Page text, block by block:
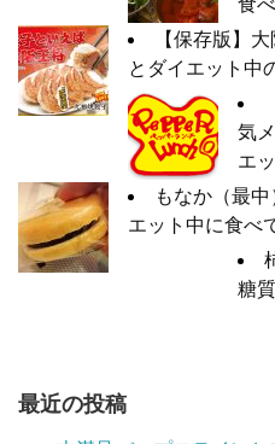
食
【保存版】
とダイエット中
気
エ
もなか（最
エット中に食べ
糖
最近の投稿